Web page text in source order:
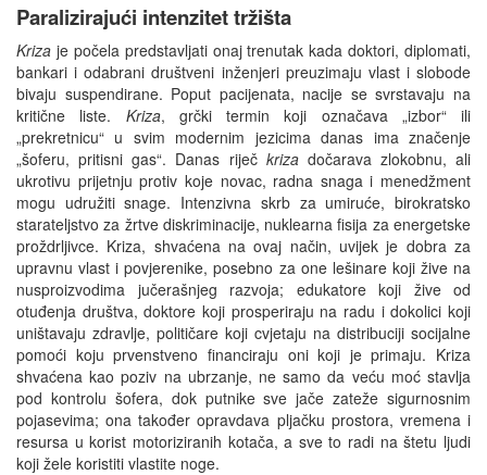
Paralizirajući intenzitet tržišta
Kriza je počela predstavljati onaj trenutak kada doktori, diplomati,
bankari i odabrani društveni inženjeri preuzimaju vlast i slobode
bivaju suspendirane. Poput pacijenata, nacije se svrstavaju na
kritične liste. Kriza, grčki termin koji označava „izbor“ ili
„prekretnicu“ u svim modernim jezicima danas ima značenje
„šoferu, pritisni gas“. Danas riječ krizadočarava zlokobnu, ali
ukrotivu prijetnju protiv koje novac, radna snaga i menedžment
mogu udružiti snage. Intenzivna skrb za umiruće, birokratsko
starateljstvo za žrtve diskriminacije, nuklearna fisija za energetske
proždrljivce. Kriza, shvaćena na ovaj način, uvijek je dobra za
upravnu vlast i povjerenike, posebno za one lešinare koji žive na
nusproizvodima jučerašnjeg razvoja; edukatore koji žive od
otuđenja društva, doktore koji prosperiraju na radu i dokolici koji
uništavaju zdravlje, političare koji cvjetaju na distribuciji socijalne
pomoći koju prvenstveno financiraju oni koji je primaju. Kriza
shvaćena kao poziv na ubrzanje, ne samo da veću moć stavlja
pod kontrolu šofera, dok putnike sve jače zateže sigurnosnim
pojasevima; ona također opravdava pljačku prostora, vremena i
resursa u korist motoriziranih kotača, a sve to radi na štetu ljudi
koji žele koristiti vlastite noge.